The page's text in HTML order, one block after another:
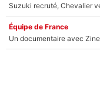
Équipe de France